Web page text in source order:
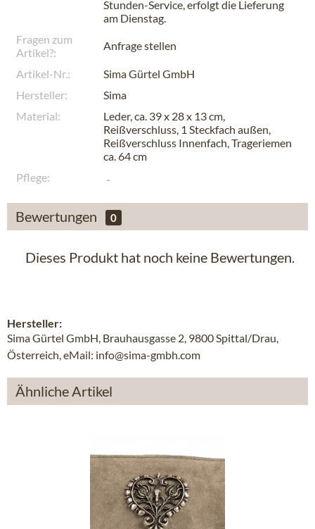
Stunden-Service, erfolgt die Lieferung
am Dienstag.
Fragen zum
Artikel?:
Anfrage stellen
Artikel-Nr.:
Sima Gürtel GmbH
Hersteller:
Sima
Material:
Leder, ca. 39 x 28 x 13 cm,
Reißverschluss, 1 Steckfach außen,
Reißverschluss Innenfach, Trageriemen
ca. 64 cm
Pflege:
Bewertungen 0
Dieses Produkt hat noch keine Bewertungen.
Hersteller:
Sima Gürtel GmbH, Brauhausgasse 2, 9800 Spittal/Drau,
Österreich, eMail: info@sima-gmbh.com
Ähnliche Artikel